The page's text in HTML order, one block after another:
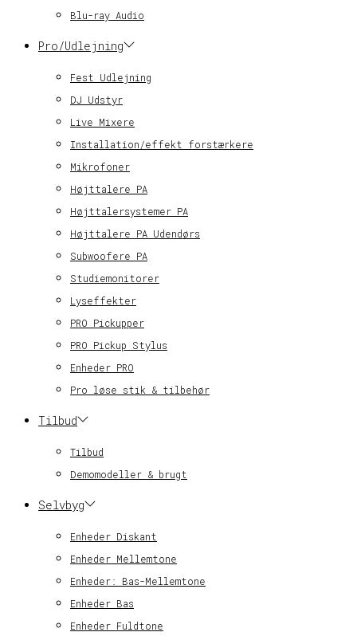
Blu-ray Audio
Pro/Udlejning
Fest Udlejning
DJ Udstyr
Live Mixere
Installation/effekt forstærkere
Mikrofoner
Højttalere PA
Højttalersystemer PA
Højttalere PA Udendørs
Subwoofere PA
Studiemonitorer
Lyseffekter
PRO Pickupper
PRO Pickup Stylus
Enheder PRO
Pro løse stik & tilbehør
Tilbud
Tilbud
Demomodeller & brugt
Selvbyg
Enheder Diskant
Enheder Mellemtone
Enheder: Bas-Mellemtone
Enheder Bas
Enheder Fuldtone